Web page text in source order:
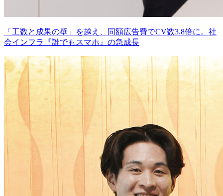
「工数と成果の壁」を越え、同額広告費でCV数3.8倍に。社
会インフラ『誰でもスマホ』の急成長